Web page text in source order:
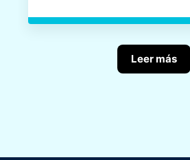
Leer más